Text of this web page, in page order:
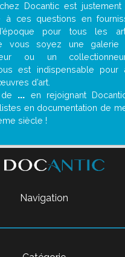
Docantic est
à ces questions en
pour tous les
vous soyez une galerie
ou un
est indispensable pour
d’art.
... en rejoignant
en documentation de
siècle !
Navigation